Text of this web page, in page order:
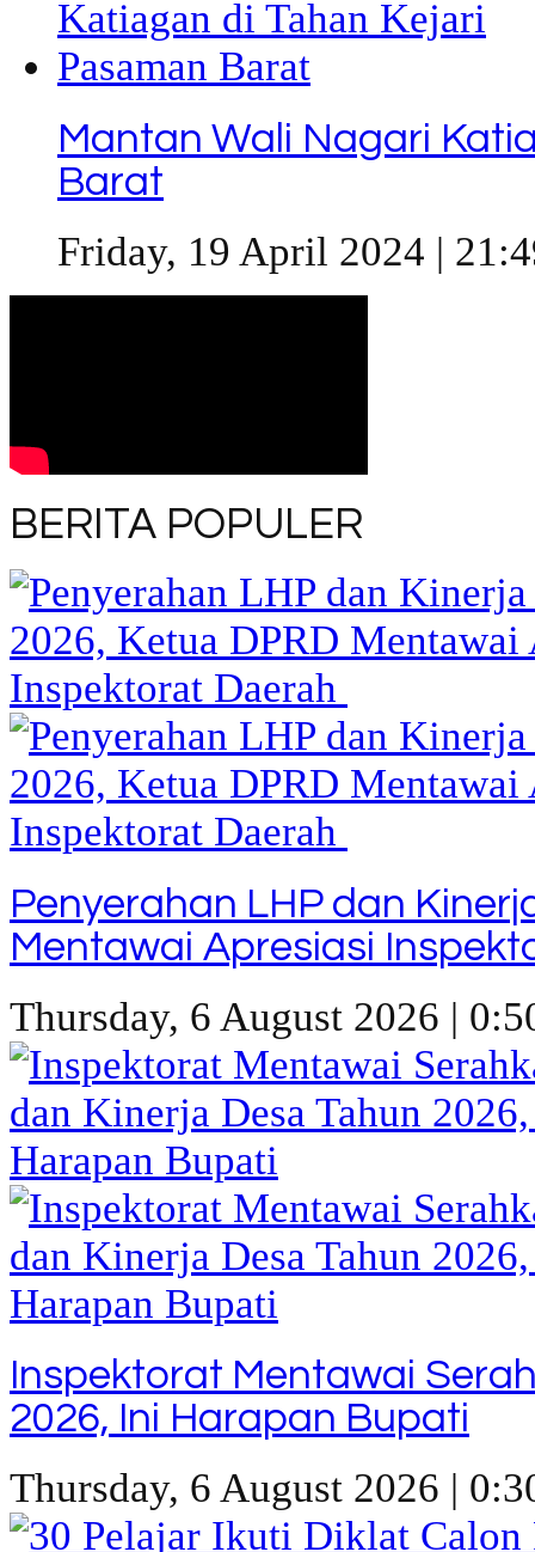
Mantan Wali Nagari
Barat
Friday, 19 April 2024 |
BERITA POPULER
Penyerahan LHP dan
Mentawai Apresiasi
Thursday, 6 August 2026 |
Inspektorat Mentawai
2026, Ini Harapan Bupati
Thursday, 6 August 2026 |